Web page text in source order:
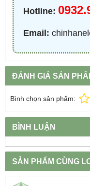
Hotline:
Email:
ĐÁNH GIÁ SẢN
Bình chọn sản phẩm:
BÌNH LUẬN
SẢN PHẨM CÙNG